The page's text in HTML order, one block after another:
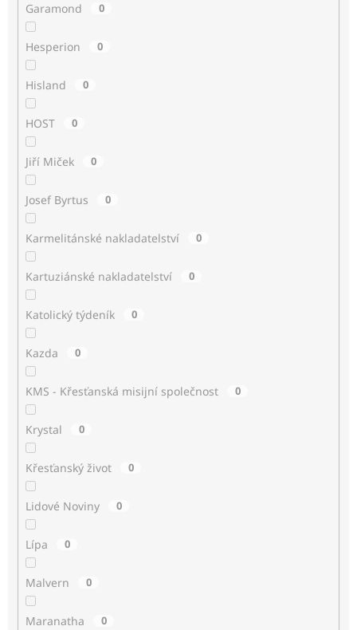
Garamond 0
Hesperion 0
Hisland 0
HOST 0
Jiří Miček 0
Josef Byrtus 0
Karmelitánské nakladatelství 0
Kartuziánské nakladatelství 0
Katolický týdeník 0
Kazda 0
KMS - Křesťanská misijní společnost 0
Krystal 0
Křesťanský život 0
Lidové Noviny 0
Lípa 0
Malvern 0
Maranatha 0